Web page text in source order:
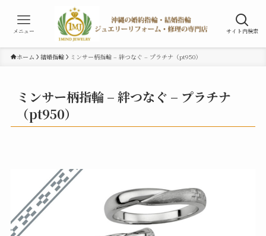
サイト内検索
メニュー
ホーム 結婚指輪 ミンサー柄指輪 – 絆つなぐ – プラチナ（pt950）
ミンサー柄指輪 – 絆つなぐ – プラチナ
（pt950）